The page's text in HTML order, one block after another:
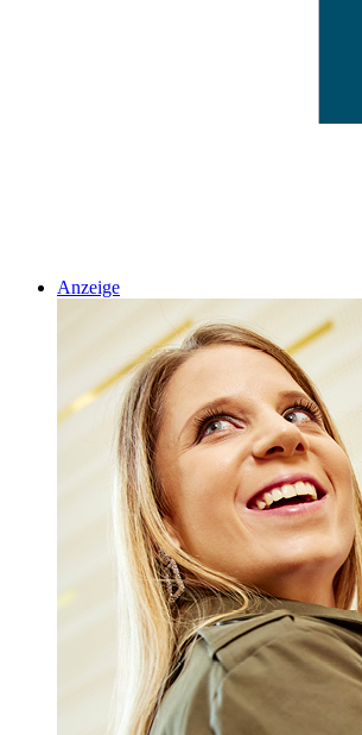
Anzeige